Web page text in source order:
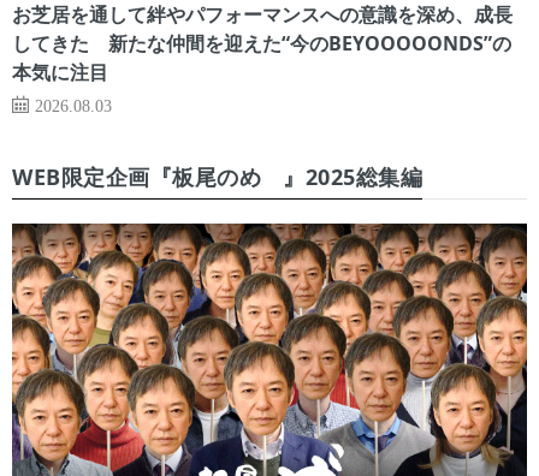
お芝居を通して絆やパフォーマンスへの意識を深め、成長
してきた 新たな仲間を迎えた“今のBEYOOOOONDS”の
本気に注目
2026.08.03
WEB限定企画『板尾のめ゙』2025総集編